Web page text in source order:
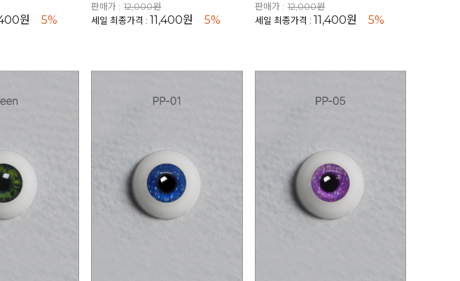
원 5%
판매가 : 12,000원
세일 최종가격 : 11,400원 5%
판매가 : 12,000원
세일 최종가격 : 11,400원 5%